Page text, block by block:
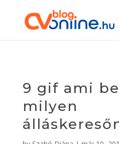
9 gif ami
milyen